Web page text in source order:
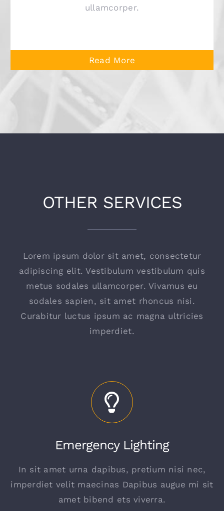
ullamcorper.
Read More
OTHER SERVICES
Lorem ipsum dolor sit amet, consectetur
adipiscing elit. Vestibulum vestibulum quis
metus sodales ullamcorper. Vivamus eu
sodales sapien, sit amet rhoncus nisi.
Curabitur luctus ipsum ac magna ultricies
imperdiet.
Emergency Lighting
In sit amet urna dapibus, pretium nisi nec,
imperdiet velit maecinas Dapibus augue mi sit
amet bibend ets viverra.